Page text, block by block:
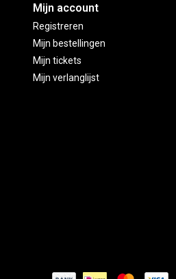
Mijn account
Registreren
Mijn bestellingen
Mijn tickets
Mijn verlanglijst